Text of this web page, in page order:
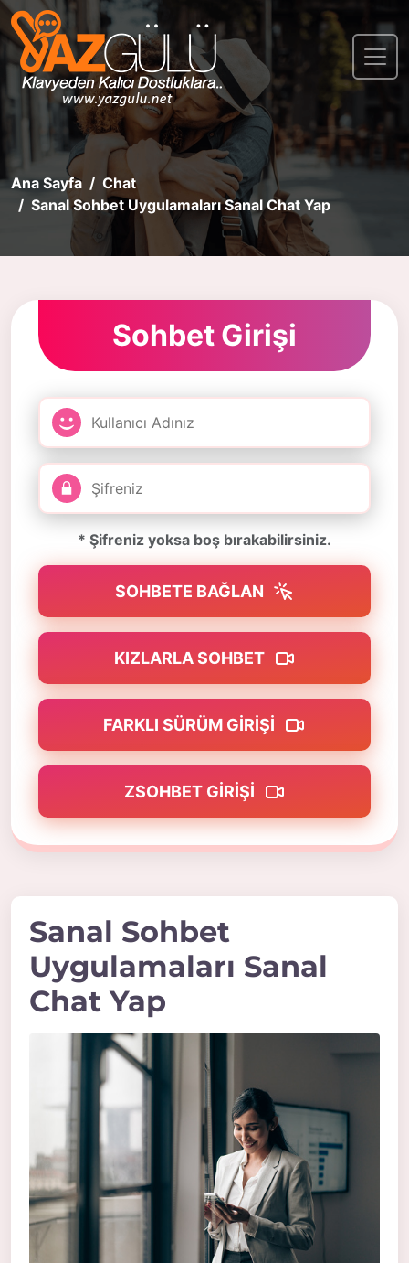
Ana Sayfa
Chat
Sanal Sohbet Uygulamaları Sanal Chat Yap
Sohbet Girişi
* Şifreniz yoksa boş bırakabilirsiniz.
SOHBETE BAĞLAN
KIZLARLA SOHBET
FARKLI SÜRÜM GIRIŞI
ZSOHBET GIRIŞI
Sanal Sohbet
Uygulamaları Sanal
Chat Yap